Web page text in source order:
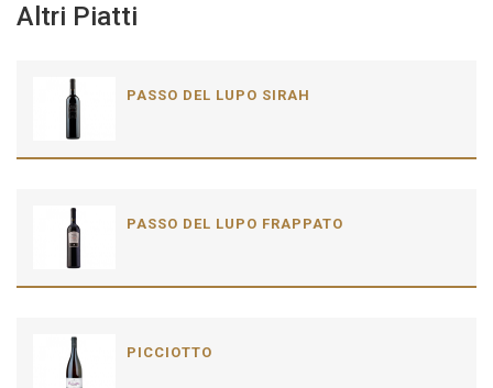
Altri Piatti
PASSO DEL LUPO SIRAH
PASSO DEL LUPO FRAPPATO
PICCIOTTO